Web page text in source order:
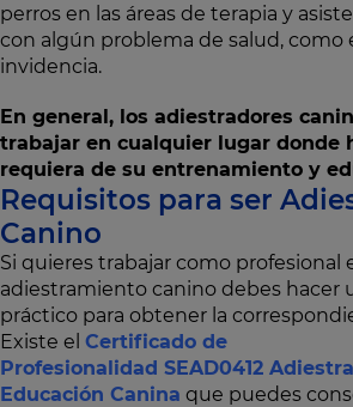
perros en las áreas de terapia y
con algún problema de salud, como
invidencia.
En general, los adiestradores
trabajar en cualquier lugar donde
requiera de su entrenamiento y
Requisitos para ser
Canino
Si quieres trabajar como profesional
adiestramiento canino debes hacer
práctico para obtener la
Existe el Certificado de
Profesionalidad SEAD0412
Educación Canina que puedes